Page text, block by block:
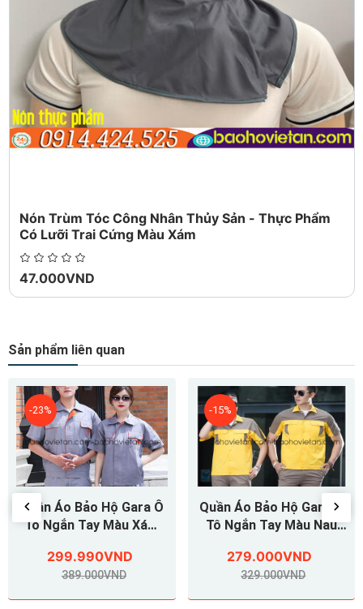
mua thanh toán chi phí vận chuyển trả hàng lại, hoặc giữ sản
phẩm và đồng ý hoàn trả tiền với người bán.
Các bảo hành của người bán:
Giao hàng đúng giờ – Hàng mới 100% chưa qua sử dụng –
Hàng cam kết giống mẫu 100%
Bảo hộ người mua :
Hoàn trả tiền đầy đủ nếu bạn không nhận được món hàng của
Nón Trùm Tóc Công Nhân Thủy Sản - Thực Phẩm
Có Lưỡi Trai Cứng Màu Xám
47.000VND
Sản phẩm liên quan
Ô
-15%
Quần Áo Bảo Hộ Gara Ô
Tô Ngắn Tay Màu Nâu
279.000VND
329.000VND
-40%
Quần Áo Bảo Hộ
Tô Ngắn Tay Màu
319.000VND
529.000VND